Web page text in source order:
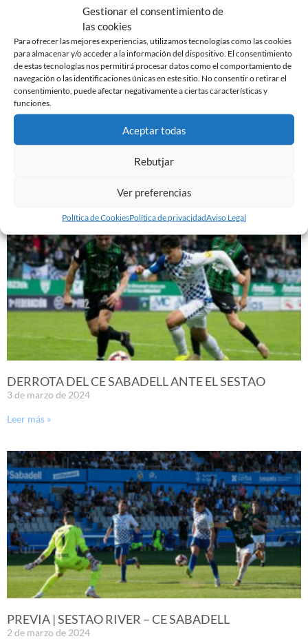
Gestionar el consentimiento de
las cookies
Para ofrecer las mejores experiencias, utilizamos tecnologías como las cookies
para almacenar y/o acceder a la información del dispositivo. El consentimiento
de estas tecnologías nos permitirá procesar datos como el comportamiento de
navegación o las identificaciones únicas en este sitio. No consentir o retirar el
consentimiento, puede afectar negativamente a ciertas características y
funciones.
Aceptar todas
Rebutjar
Ver preferencias
Política de CookiesPolítica de privacidadAviso Legal
PREVIA | CE SABADELL – CULTURAL LEONESA
DERROTA DEL CE SABADELL ANTE EL SESTAO
3 de marzo de 2024
Leer más »
PREVIA | SESTAO RIVER – CE SABADELL
2 de marzo de 2024